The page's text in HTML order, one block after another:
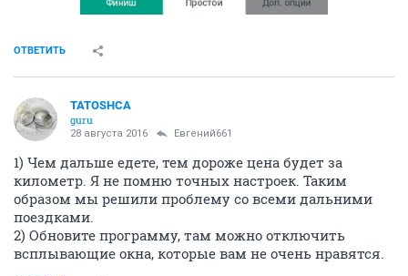
ОТВЕТИТЬ
TATOSHCA
guru
28 августа 2016 Евгений661
1) Чем дальше едете, тем дороже цена будет за
километр. Я не помню точных настроек. Таким
образом мы решили проблему со всеми дальними
поездками.
2) Обновите программу, там можно отключить
всплывающие окна, которые вам не очень нравятся.